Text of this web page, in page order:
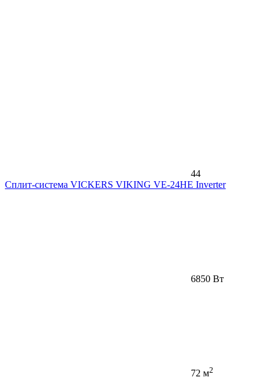
44
Сплит-система VICKERS VIKING VE-24HE Inverter
6850 Вт
72 м2